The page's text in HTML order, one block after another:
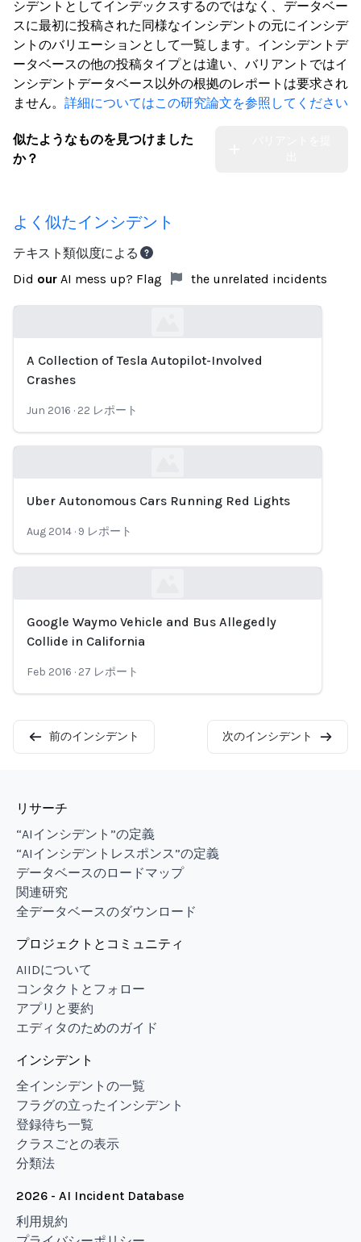
シデントとしてインデックスするのではなく、データベー
スに最初に投稿された同様なインシデントの元にインシデ
ントのバリエーションとして一覧します。インシデントデ
ータベースの他の投稿タイプとは違い、バリアントではイ
ンシデントデータベース以外の根拠のレポートは要求され
ません。 詳細についてはこの研究論文を参照してください
似たようなものを見つけました
か？
よく似たインシデント
テキスト類似度による
Did our AI mess up? Flag the unrelated incidents
Loading...
A Collection of Tesla Autopilot-Involved
Crashes
Jun 2016 · 22 レポート
Uber Autonomous Cars Running Red Lights
Aug 2014 · 9 レポート
Loading...
Google Waymo Vehicle and Bus Allegedly
Collide in California
Feb 2016 · 27 レポート
前のインシデント 次のインシデント
リサーチ
“AIインシデント”の定義
“AIインシデントレスポンス”の定義
データベースのロードマップ
関連研究
全データベースのダウンロード
プロジェクトとコミュニティ
AIIDについて
コンタクトとフォロー
アプリと要約
エディタのためのガイド
インシデント
全インシデントの一覧
フラグの立ったインシデント
登録待ち一覧
クラスごとの表示
分類法
2026 - AI Incident Database
利用規約